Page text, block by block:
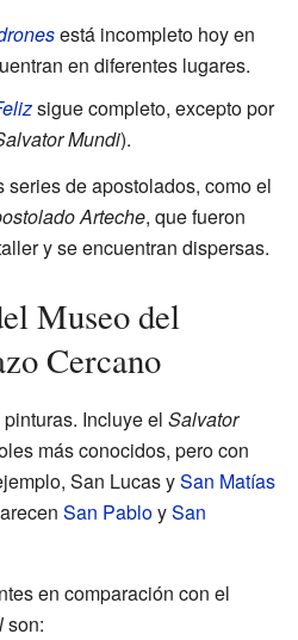
está incompleto hoy en
en diferentes lugares.
sigue completo, excepto por
Mundi).
series de apostolados, como el
Arteche, que fueron
y se encuentran dispersas.
Museo del
Cercano
Incluye el Salvator
más conocidos, pero con
San Lucas ySan Matías
San PabloySan
en comparación con el
son: